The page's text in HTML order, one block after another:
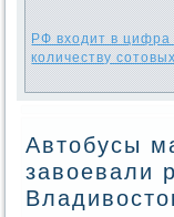
РФ входит в
количеству
Автобусы
завоевали